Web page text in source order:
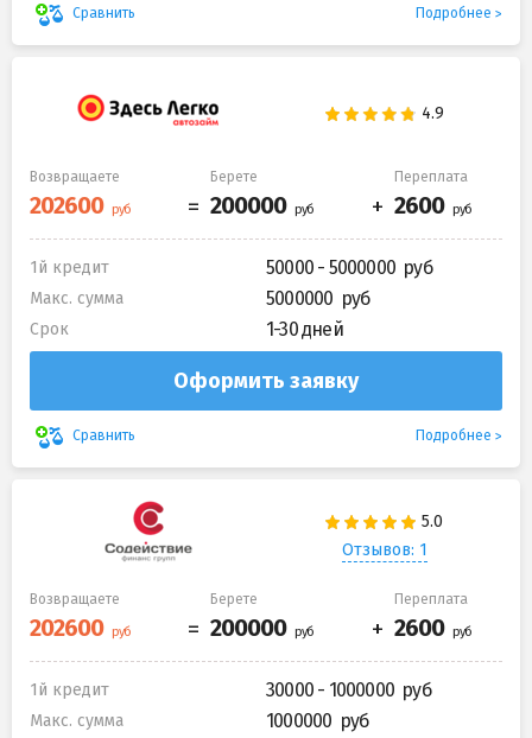
Сравнить Подробнее
Возвращаете Берете Переплата
1й кредит 50000 - 5000000
Макс. сумма 5000000
Срок 1-30 дней
Оформить заявку
Сравнить Подробнее
Отзывов: 1
Возвращаете Берете Переплата
1й кредит 30000 - 1000000
Макс. сумма 1000000